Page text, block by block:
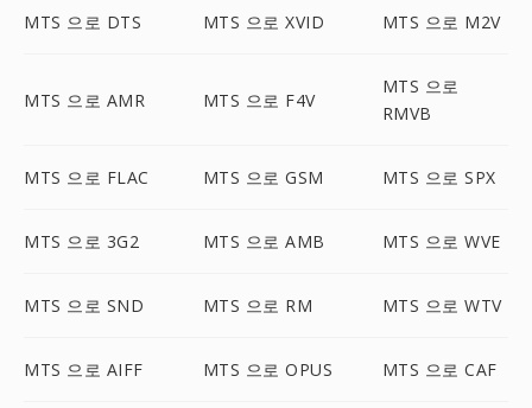
MTS 으로 DTS MTS 으로 XVID MTS 으로 M2V
MTS 으로 AMR MTS 으로 F4V
MTS 으로
RMVB
MTS 으로 FLAC MTS 으로 GSM MTS 으로 SPX
MTS 으로 3G2 MTS 으로 AMB MTS 으로 WVE
MTS 으로 SND MTS 으로 RM MTS 으로 WTV
MTS 으로 AIFF MTS 으로 OPUS MTS 으로 CAF